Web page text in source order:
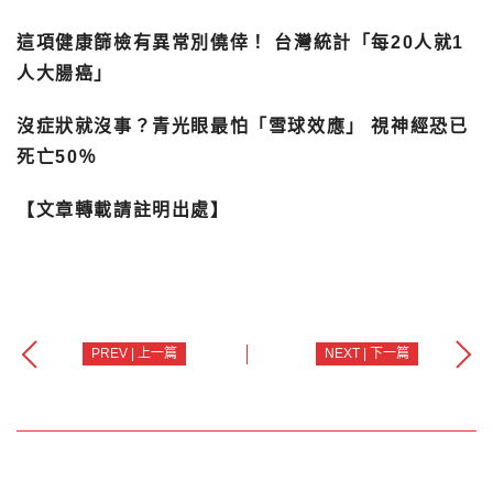
這項健康篩檢有異常別僥倖！ 台灣統計「每20人就1
人大腸癌」
沒症狀就沒事？青光眼最怕「雪球效應」 視神經恐已
死亡50％
【文章轉載請註明出處】
PREV | 上一篇 NEXT | 下一篇